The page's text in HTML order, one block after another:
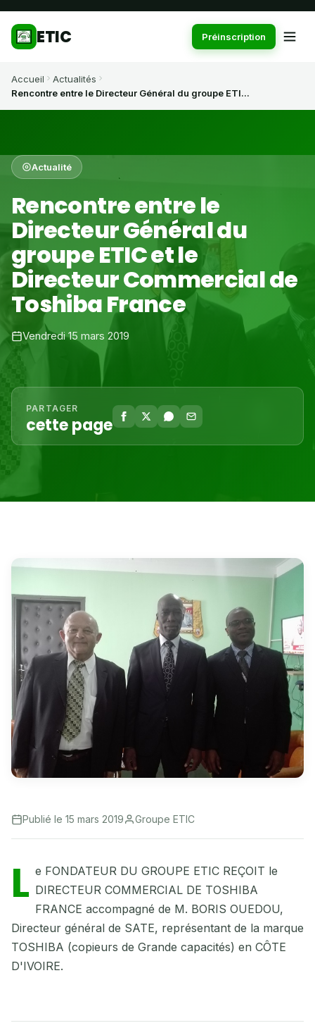
ETIC Préinscription
Accueil
Actualités
Rencontre entre le Directeur Général du groupe ETI...
Actualité
Rencontre entre le
Directeur Général du
groupe ETIC et le
Directeur Commercial de
Toshiba France
Vendredi 15 mars 2019
PARTAGER
cette page
Publié le 15 mars 2019 Groupe ETIC
L e FONDATEUR DU GROUPE ETIC REÇOIT le
DIRECTEUR COMMERCIAL DE TOSHIBA
FRANCE accompagné de M. BORIS OUEDOU,
Directeur général de SATE, représentant de la marque
TOSHIBA (copieurs de Grande capacités) en CÔTE
D'IVOIRE.